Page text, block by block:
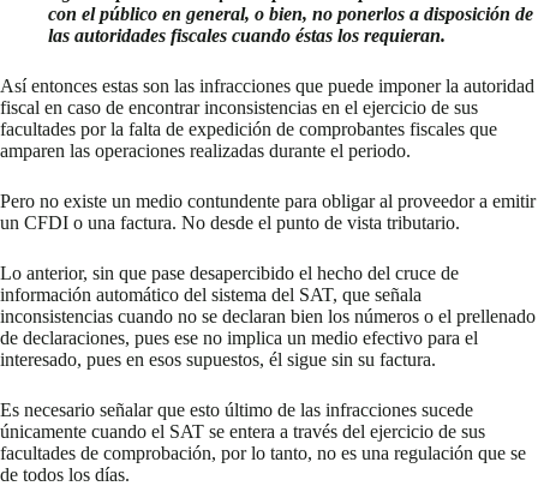
con el público en general, o bien, no ponerlos a disposición de
las autoridades fiscales cuando éstas los requieran.
Así entonces estas son las infracciones que puede imponer la autoridad
fiscal en caso de encontrar inconsistencias en el ejercicio de sus
facultades por la falta de expedición de comprobantes fiscales que
amparen las operaciones realizadas durante el periodo.
Pero no existe un medio contundente para obligar al proveedor a emitir
un CFDI o una factura. No desde el punto de vista tributario.
Lo anterior, sin que pase desapercibido el hecho del cruce de
información automático del sistema del SAT, que señala
inconsistencias cuando no se declaran bien los números o el prellenado
de declaraciones, pues ese no implica un medio efectivo para el
interesado, pues en esos supuestos, él sigue sin su factura.
Es necesario señalar que esto último de las infracciones sucede
únicamente cuando el SAT se entera a través del ejercicio de sus
facultades de comprobación, por lo tanto, no es una regulación que se
de todos los días.